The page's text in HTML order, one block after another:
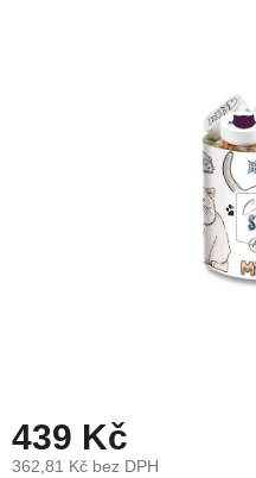
Novinky
439 Kč
362,81 Kč bez DPH